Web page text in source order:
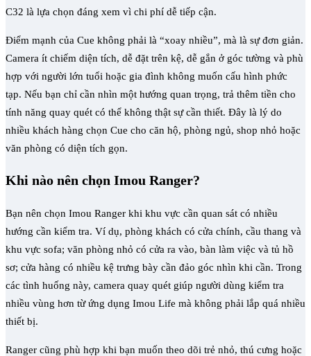
C32 là lựa chọn đáng xem vì chi phí dễ tiếp cận.
Điểm mạnh của Cue không phải là “xoay nhiều”, mà là sự đơn giản.
Camera ít chiếm diện tích, dễ đặt trên kệ, dễ gắn ở góc tường và phù
hợp với người lớn tuổi hoặc gia đình không muốn cấu hình phức
tạp. Nếu bạn chỉ cần nhìn một hướng quan trọng, trả thêm tiền cho
tính năng quay quét có thể không thật sự cần thiết. Đây là lý do
nhiều khách hàng chọn Cue cho căn hộ, phòng ngủ, shop nhỏ hoặc
văn phòng có diện tích gọn.
Khi nào nên chọn Imou Ranger?
Bạn nên chọn Imou Ranger khi khu vực cần quan sát có nhiều
hướng cần kiểm tra. Ví dụ, phòng khách có cửa chính, cầu thang và
khu vực sofa; văn phòng nhỏ có cửa ra vào, bàn làm việc và tủ hồ
sơ; cửa hàng có nhiều kệ trưng bày cần đảo góc nhìn khi cần. Trong
các tình huống này, camera quay quét giúp người dùng kiểm tra
nhiều vùng hơn từ ứng dụng Imou Life mà không phải lắp quá nhiều
thiết bị.
Ranger cũng phù hợp khi bạn muốn theo dõi trẻ nhỏ, thú cưng hoặc